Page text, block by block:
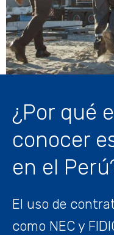
¿Por qué
conocer
en el
El uso de
como NEC y